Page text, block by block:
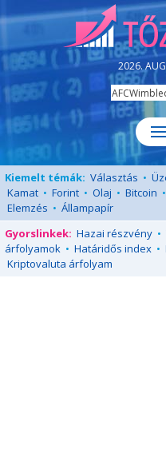
2026.
Kiemelt témák: Választás •
Kamat • Forint • Olaj • Bitcoin •
Elemzés • Állampapír
Gyorslinkek: Hazai részvény •
árfolyamok • Határidős index •
Kriptovaluta árfolyam